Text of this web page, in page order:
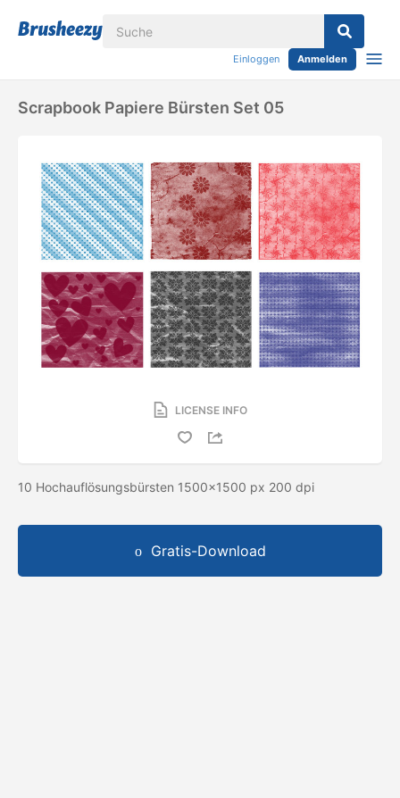
Einloggen Anmelden
Scrapbook Papiere Bürsten Set 05
LICENSE INFO
10 Hochauflösungsbürsten 1500x1500 px 200 dpi
Gratis-Download